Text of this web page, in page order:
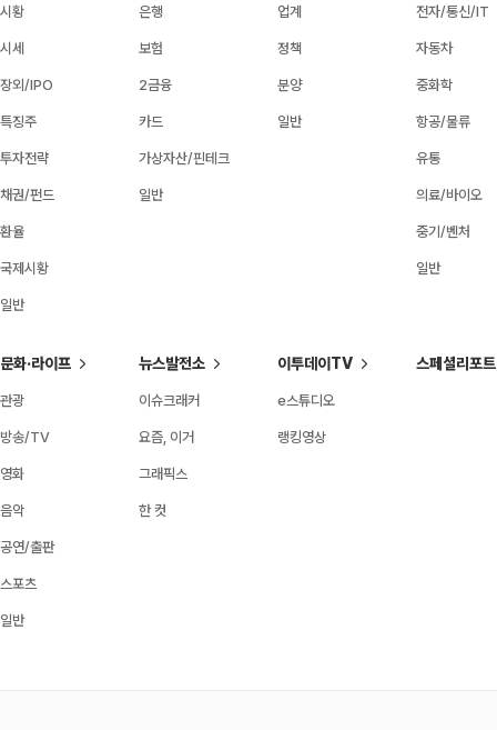
시황
시세
장외/IPO
특징주
투자전략
채권/펀드
환율
국제시황
일반
은행
보험
2금융
카드
가상자산/핀테크
일반
업계
정책
분양
일반
전자/통신/IT
자동차
중화학
항공/물류
유통
의료/바이오
중기/벤처
일반
문화·라이프
관광
방송/TV
영화
음악
공연/출판
스포츠
일반
뉴스발전소
이슈크래커
요즘, 이거
그래픽스
한 컷
이투데이TV
e스튜디오
랭킹영상
스페셜리포트